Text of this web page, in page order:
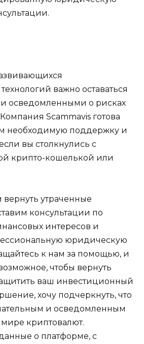
важно оставаться
осведомленными о рисках
Scammavis готова
необходимую поддержку и
вы столкнулись с
крипто-кошелькой или
утраченные
консультации по
интересов и
юридическую
к нам за помощью, и
чтобы вернуть
ваш инвестиционный
хочу подчеркнуть, что
и осведомленным
криптовалют.
о платформе, с